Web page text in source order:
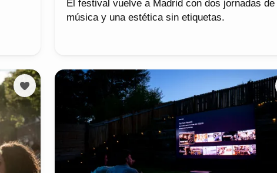
El festival vuelve a Madrid con dos jornadas de
música y una estética sin etiquetas.